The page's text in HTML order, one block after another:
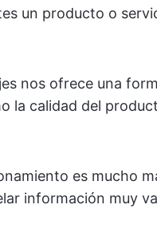
un producto o
nos ofrece una
la calidad del
es mucho
información muy